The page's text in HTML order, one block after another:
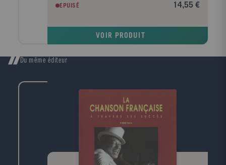
soin de soin, à faire une pause douillette ; un livre
EPUISÉ 14,55 €
VOIR PRODUIT
Du même éditeur